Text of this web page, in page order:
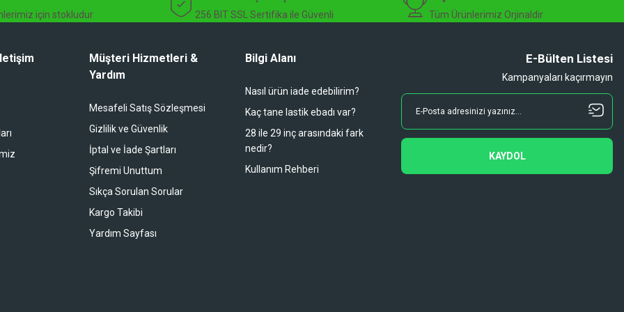
duruyor koltuk zaten full konfor
alışveriş yapacağım
bir alışveriş oldu. Teşekkürler.
için stokludur 256 BIT SSL Sertifika ile Güvenli Tüm Ürünlerimiz Orjinaldir
Müşteri Hizmetleri &
Yardım
Mesafeli Satış Sözleşmesi
Gizlilik ve Güvenlik
İptal ve İade Şartları
Şifremi Unuttum
Sıkça Sorulan Sorular
Kargo Takibi
Yardım Sayfası
Bilgi Alanı
Nasıl ürün iade edebilirim?
Kaç tane lastik ebadı var?
28 ile 29 inç arasındaki fark
nedir?
Kullanım Rehberi
E-Bülten Listesi
Kampanyaları kaçırmayın
KAYDOL